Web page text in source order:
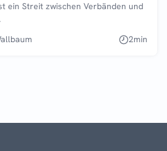
ein Streit zwischen Verbänden und
2min